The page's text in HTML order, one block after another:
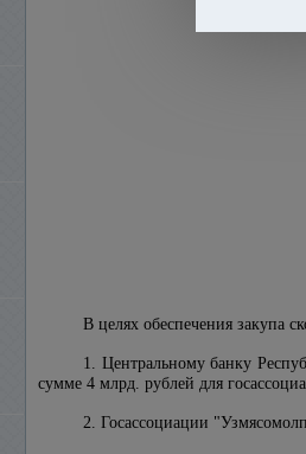
В целях обеспечения закупа
1. Центральному банку
сумме 4 млрд. рублей для
2. Госассоциации